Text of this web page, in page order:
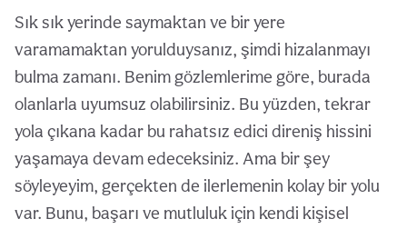
Sık sık yerinde saymaktan ve bir yere
varamamaktan yorulduysanız, şimdi hizalanmayı
bulma zamanı. Benim gözlemlerime göre, burada
olanlarla uyumsuz olabilirsiniz. Bu yüzden, tekrar
yola çıkana kadar bu rahatsız edici direniş hissini
yaşamaya devam edeceksiniz. Ama bir şey
söyleyeyim, gerçekten de ilerlemenin kolay bir yolu
var. Bunu, başarı ve mutluluk için kendi kişisel